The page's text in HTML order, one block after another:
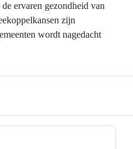
ervaren gezondheid van
zijn
wordt nagedacht